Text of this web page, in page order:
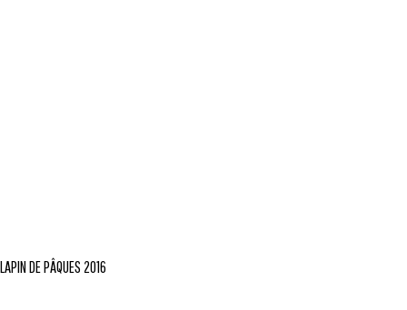
LAPIN DE PÂQUES 2016